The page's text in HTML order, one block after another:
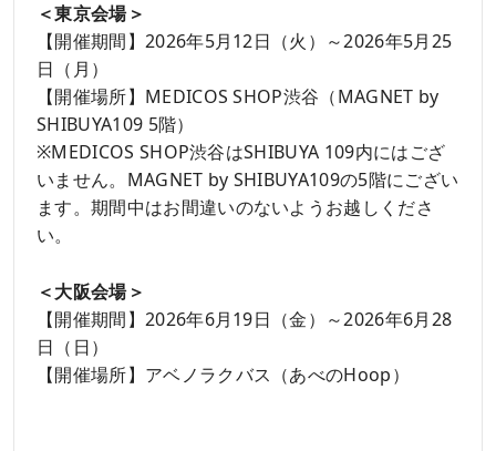
＜東京会場＞
【開催期間】2026年5月12日（火）～2026年5月25
日（月）
【開催場所】MEDICOS SHOP渋谷（MAGNET by
SHIBUYA109 5階）
※MEDICOS SHOP渋谷はSHIBUYA 109内にはござ
いません。MAGNET by SHIBUYA109の5階にござい
ます。期間中はお間違いのないようお越しくださ
い。
＜大阪会場＞
【開催期間】2026年6月19日（金）～2026年6月28
日（日）
【開催場所】アベノラクバス（あべのHoop）